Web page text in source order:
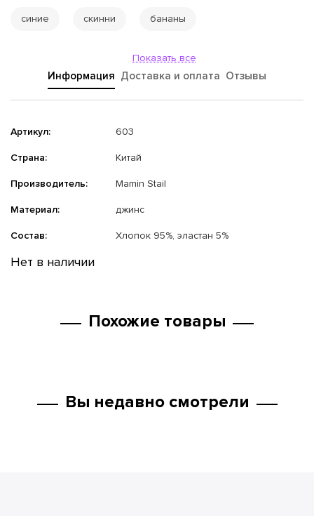
синие скинни бананы
Показать все
Информация Доставка и оплата Отзывы
Артикул: 603
Страна: Китай
Производитель: Mamin Stail
Материал: джинс
Состав: Хлопок 95%, эластан 5%
Нет в наличии
Похожие товары
Вы недавно смотрели